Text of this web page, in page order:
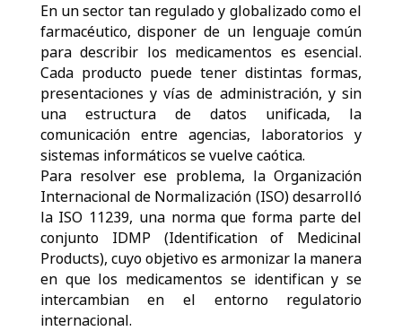
En un sector tan regulado y globalizado como el
farmacéutico, disponer de un lenguaje común
para describir los medicamentos es esencial.
Cada producto puede tener distintas formas,
presentaciones y vías de administración, y sin
una estructura de datos unificada, la
comunicación entre agencias, laboratorios y
sistemas informáticos se vuelve caótica.
Para resolver ese problema, laOrganización
Internacional de Normalización (ISO)desarrolló
la ISO 11239, una norma que forma parte del
conjunto IDMP (Identification of Medicinal
Products), cuyo objetivo es armonizar la manera
en que los medicamentos se identifican y se
intercambian en el entorno regulatorio
internacional.